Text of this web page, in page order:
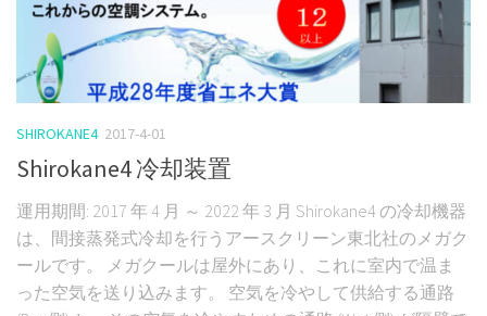
SHIROKANE4 2017-4-01
Shirokane4 冷却装置
運用期間: 2017 年 4 月 ～ 2022 年 3 月 Shirokane4 の冷却機器
は、間接蒸発式冷却を行うアースクリーン東北社のメガク
ールです。 メガクールは屋外にあり、これに室内で温ま
った空気を送り込みます。 空気を冷やして供給する通路